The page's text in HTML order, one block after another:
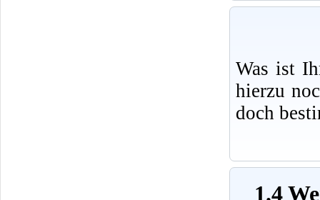
Was ist
hierzu
doch
1.4